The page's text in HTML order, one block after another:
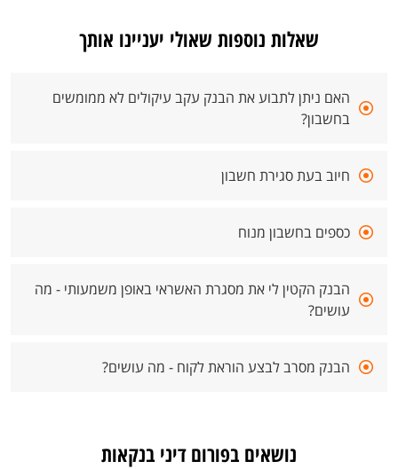
שאלות נוספות שאולי יעניינו אותך
האם ניתן לתבוע את הבנק עקב עיקולים לא ממומשים
בחשבון?
חיוב בעת סגירת חשבון
כספים בחשבון מנוח
הבנק הקטין לי את מסגרת האשראי באופן משמעותי - מה
עושים?
הבנק מסרב לבצע הוראת לקוח - מה עושים?
נושאים בפורום דיני בנקאות